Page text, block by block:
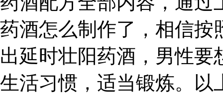
药酒怎么制作了，相信按
出延时壮阳药酒，男性
生活习惯，适当锻炼。以